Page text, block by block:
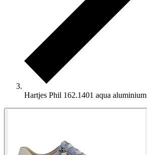
Hartjes Phil 162.1401 aqua aluminium